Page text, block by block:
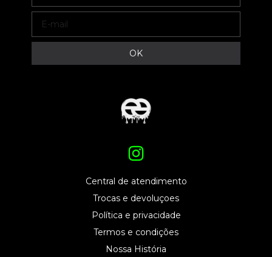
Central de atendimento
Trocas e devoluçoes
Política e privacidade
Termos e condições
Nossa História